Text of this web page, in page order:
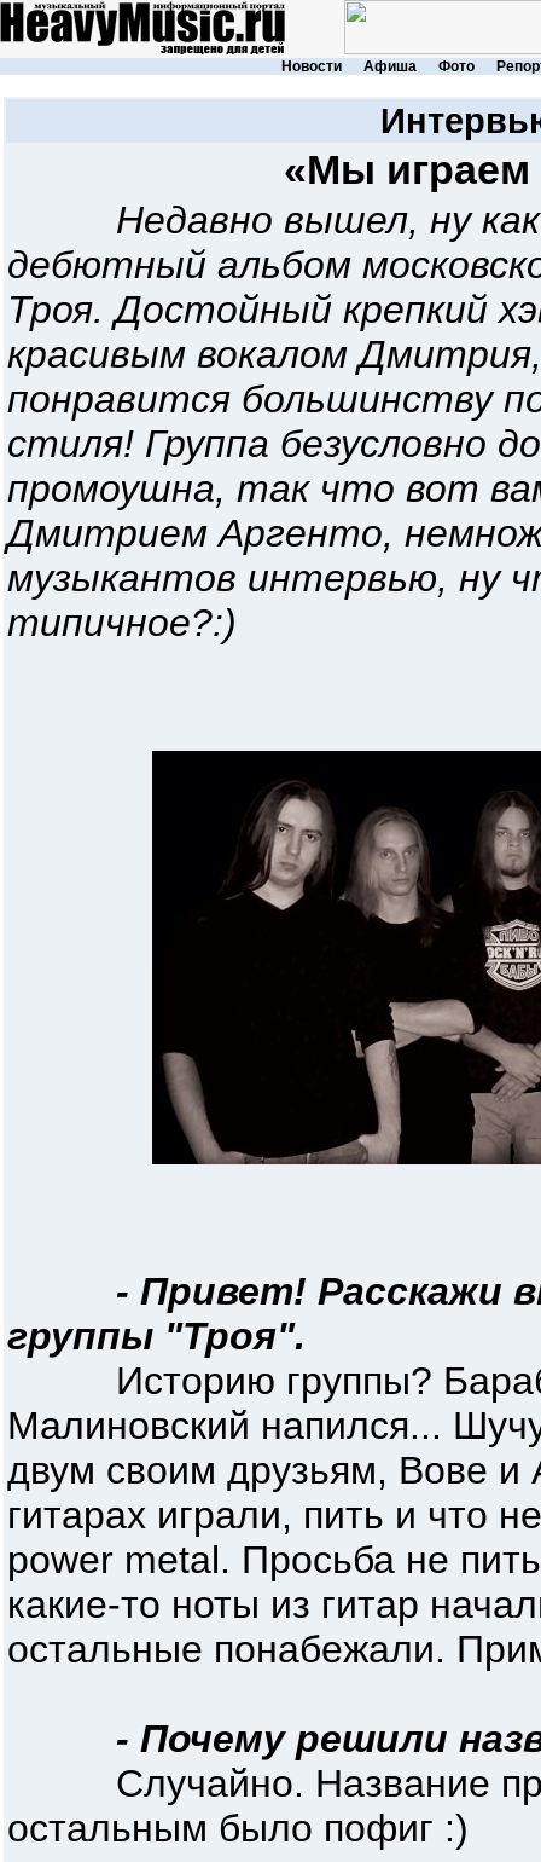
Новости Афиша Фото
«Мы играем
Недавно вышел, ну
дебютный альбом
Троя. Достойный крепкий
красивым вокалом
понравится большинству
стиля! Группа безусловно
промоушна, так что вот
Дмитрием Аргенто,
музыкантов интервью, ну
типичное?:)
- Привет! Расскажи
группы "Троя".
Историю группы?
Малиновский напился...
двум своим друзьям, Вове
гитарах играли, пить и что
power metal. Просьба не
какие-то ноты из гитар
остальные понабежали.
- Почему решили
Случайно. Название
остальным было пофиг :)